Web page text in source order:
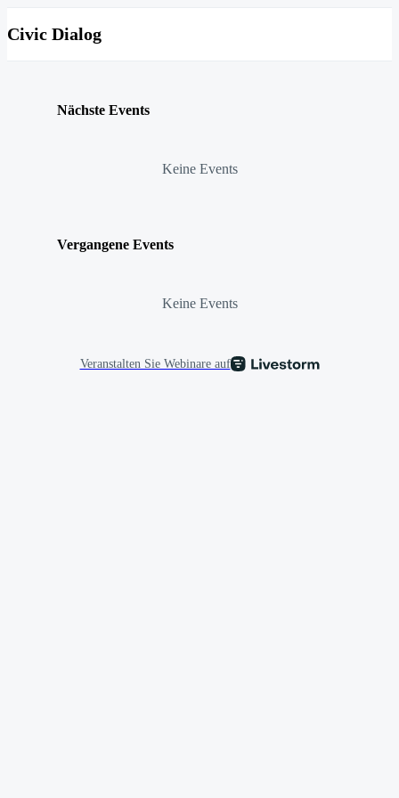
Civic Dialog
Nächste Events
Keine Events
Vergangene Events
Keine Events
Veranstalten Sie Webinare auf